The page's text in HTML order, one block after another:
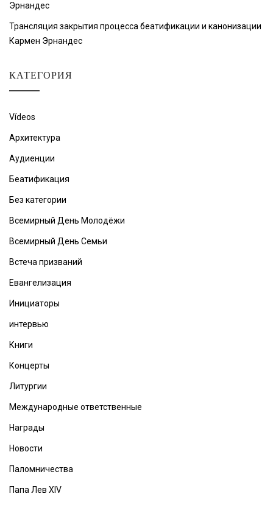
Эрнандес
Трансляция закрытия процесса беатификации и канонизации
Кармен Эрнандес
КАТЕГОРИЯ
Vídeos
Архитектура
Аудиенции
Беатификация
Без категории
Всемирный День Молодёжи
Всемирный День Семьи
Встеча призваний
Евангелизация
Инициаторы
интервью
Книги
Концерты
Литургии
Международные ответственные
Награды
Новости
Паломничества
Папа Лев XIV